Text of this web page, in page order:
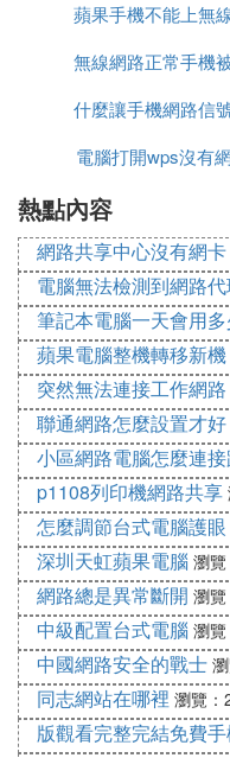
4.設置方法也很簡單
擊「卡2」，下面會
務、打電話等功能不
確定。
5.還會提示一下下面
動數據切換至卡2？，
6.現在系統提示正在
在卡槽切換成功，4G/
槽切換成。
8.現在就可以看到卡
2G信號，蝸牛移動切
9.可以看到4G/3G卡槽
點擊打開信息，可以
間，只有一張卡支持
另一張卡僅支持2G信
卡為4G信。
10.當然你如果還是繼
認移動數據直接點」
4. 華為手機可以用移動
華為手機很多是支持
無網路
蘋果手機不能上無
路連接電腦連接不
無線網路正常手機
絕接入
什麼讓手機網路信
電腦打開wps沒有
熱點內容
網路共享中心沒有網卡
電腦無法檢測到網路
筆記本電腦一天會用
蘋果電腦整機轉移新機
突然無法連接工作網路
聯通網路怎麼設置才好
小區網路電腦怎麼連
p1108列印機網路共享
怎麼調節台式電腦護眼
深圳天虹蘋果電腦 瀏
網路總是異常斷開 瀏
中級配置台式電腦 瀏
中國網路安全的戰士
同志網站在哪裡 瀏覽：
版觀看完整完結免費